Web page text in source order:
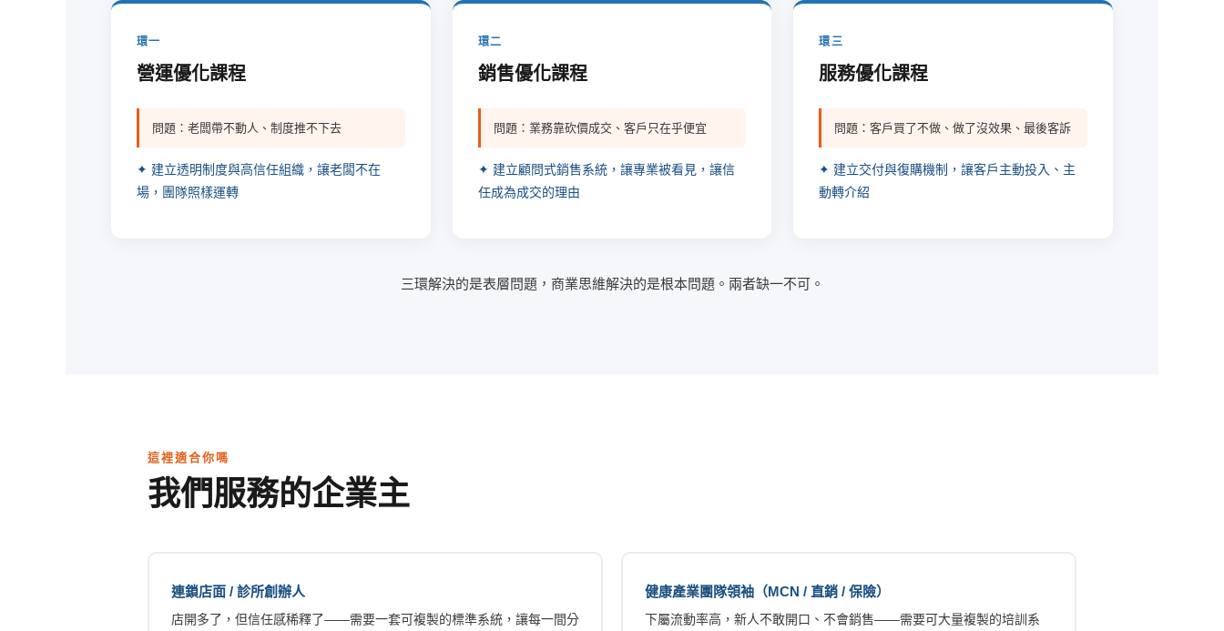
環一
營運優化課程
問題：老闆帶不動人、制度推不下去
✦ 建立透明制度與高信任組織，讓老闆不在
場，團隊照樣運轉
環二
銷售優化課程
問題：業務靠砍價成交、客戶只在乎便宜
✦ 建立顧問式銷售系統，讓專業被看見，讓信
任成為成交的理由
環三
服務優化課程
問題：客戶買了不做、做了沒效果、最後客訴
✦ 建立交付與復購機制，讓客戶主動投入、主
動轉介紹
三環解決的是表層問題，商業思維解決的是根本問題。兩者缺一不可。
這裡適合你嗎
我們服務的企業主
連鎖店面 / 診所創辦人
店開多了，但信任感稀釋了——需要一套可複製的標準系統，讓每一間分
健康產業團隊領袖（MCN / 直銷 / 保險）
下屬流動率高，新人不敢開口、不會銷售——需要可大量複製的培訓系